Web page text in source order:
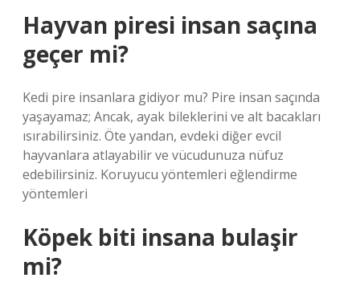
Hayvan piresi insan saçına
geçer mi?
Kedi pire insanlara gidiyor mu? Pire insan saçında
yaşayamaz; Ancak, ayak bileklerini ve alt bacakları
ısırabilirsiniz. Öte yandan, evdeki diğer evcil
hayvanlara atlayabilir ve vücudunuza nüfuz
edebilirsiniz. Koruyucu yöntemleri eğlendirme
yöntemleri
Köpek biti insana bulaşir
mi?